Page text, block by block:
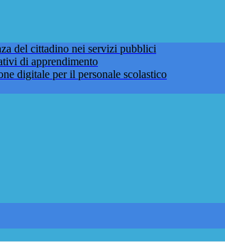
del cittadino nei servizi pubblici
di apprendimento
digitale per il personale scolastico